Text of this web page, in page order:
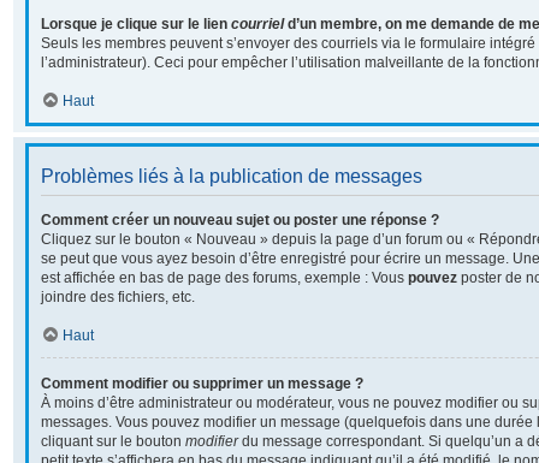
Lorsque je clique sur le lien courrield’un membre, on me demande de
Seuls les membres peuvent s’envoyer des courriels via le formulaire
l’administrateur). Ceci pour empêcher l’utilisation malveillante de la
Haut
Problèmes liés à la publication de messages
Comment créer un nouveau sujet ou poster une réponse ?
Cliquez sur le bouton « Nouveau » depuis la page d’un forum ou «
se peut que vous ayez besoin d’être enregistré pour écrire un message.
est affichée en bas de page des forums, exemple : Vous pouvez poster de
joindre des fichiers, etc.
Haut
Comment modifier ou supprimer un message ?
À moins d’être administrateur ou modérateur, vous ne pouvez modifier ou
messages. Vous pouvez modifier un message (quelquefois dans une
cliquant sur le bouton modifierdu message correspondant. Si quelqu’un a